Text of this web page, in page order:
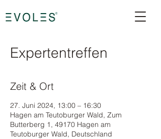
Expertentreffen
Zeit & Ort
27. Juni 2024, 13:00 – 16:30
Hagen am Teutoburger Wald, Zum
Butterberg 1, 49170 Hagen am
Teutoburger Wald, Deutschland